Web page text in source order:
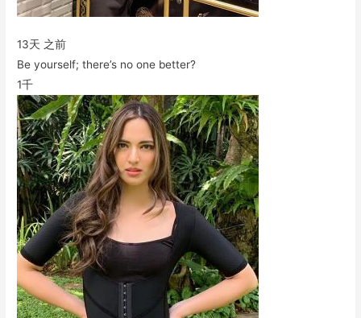
13天 之前
Be yourself; there’s no one better?
1千